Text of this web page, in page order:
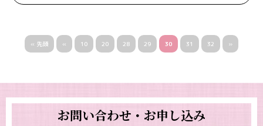
« 先頭 « 10 20 28 29 30 31 32 »
お問い合わせ・お申し込み